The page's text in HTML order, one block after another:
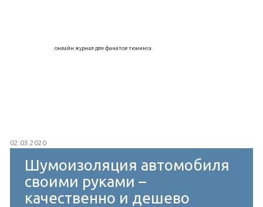
онлайн журнал для фанатов тюнинга
02.03.2020
Шумоизоляция автомобиля
своими руками –
качественно и дешево